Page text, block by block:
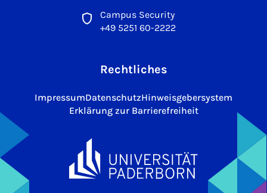
Campus Security
+49 5251 60-2222
Rechtliches
ImpressumDatenschutzHinweisgebersystem
Erklärung zur Barrierefreiheit